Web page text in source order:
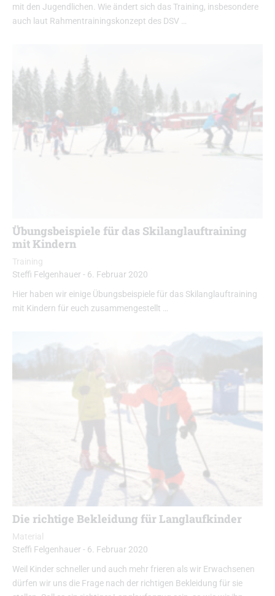
mit den Jugendlichen. Wie ändert sich das Training, insbesondere
auch laut Rahmentrainingskonzept des DSV …
Übungsbeispiele für das Skilanglauftraining
mit Kindern
Training
Steffi Felgenhauer - 6. Februar 2020
Hier haben wir einige Übungsbeispiele für das Skilanglauftraining
mit Kindern für euch zusammengestellt …
Die richtige Bekleidung für Langlaufkinder
Material
Steffi Felgenhauer - 6. Februar 2020
Weil Kinder schneller und auch mehr frieren als wir Erwachsenen
dürfen wir uns die Frage nach der richtigen Bekleidung für sie